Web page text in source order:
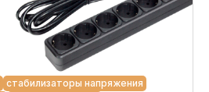
стабилизаторы напряжения